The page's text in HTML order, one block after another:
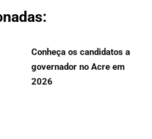
Conheça os candidatos a
governador no Acre em
2026